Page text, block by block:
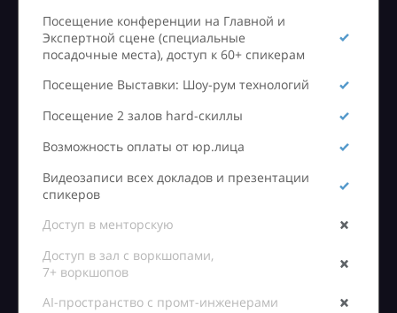
Посещение конференции на Главной и
Экспертной сцене (специальные
посадочные места), доступ к 60+ спикерам
Посещение Выставки: Шоу-рум технологий
Посещение 2 залов hard-скиллы
Возможность оплаты от юр.лица
Видеозаписи всех докладов и презентации
спикеров
Доступ в менторскую
Доступ в зал с воркшопами,
7+ воркшопов
AI-пространство с промт-инженерами